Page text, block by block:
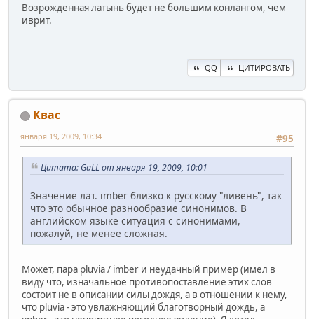
Возрожденная латынь будет не большим конлангом, чем
иврит.
QQ ЦИТИРОВАТЬ
Квас
#95
января 19, 2009, 10:34
Цитата: GaLL от января 19, 2009, 10:01
Значение лат. imber близко к русскому "ливень", так
что это обычное разнообразие синонимов. В
английском языке ситуация с синонимами,
пожалуй, не менее сложная.
Может, пара pluvia / imber и неудачный пример (имел в
виду что, изначальное противопоставление этих слов
состоит не в описании силы дождя, а в отношении к нему,
что pluvia - это увлажняющий благотворный дождь, а